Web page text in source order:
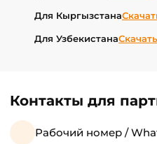
Для Кыргызстана
Для УзбекистанаСкачать
Контакты для
Рабочий номер /